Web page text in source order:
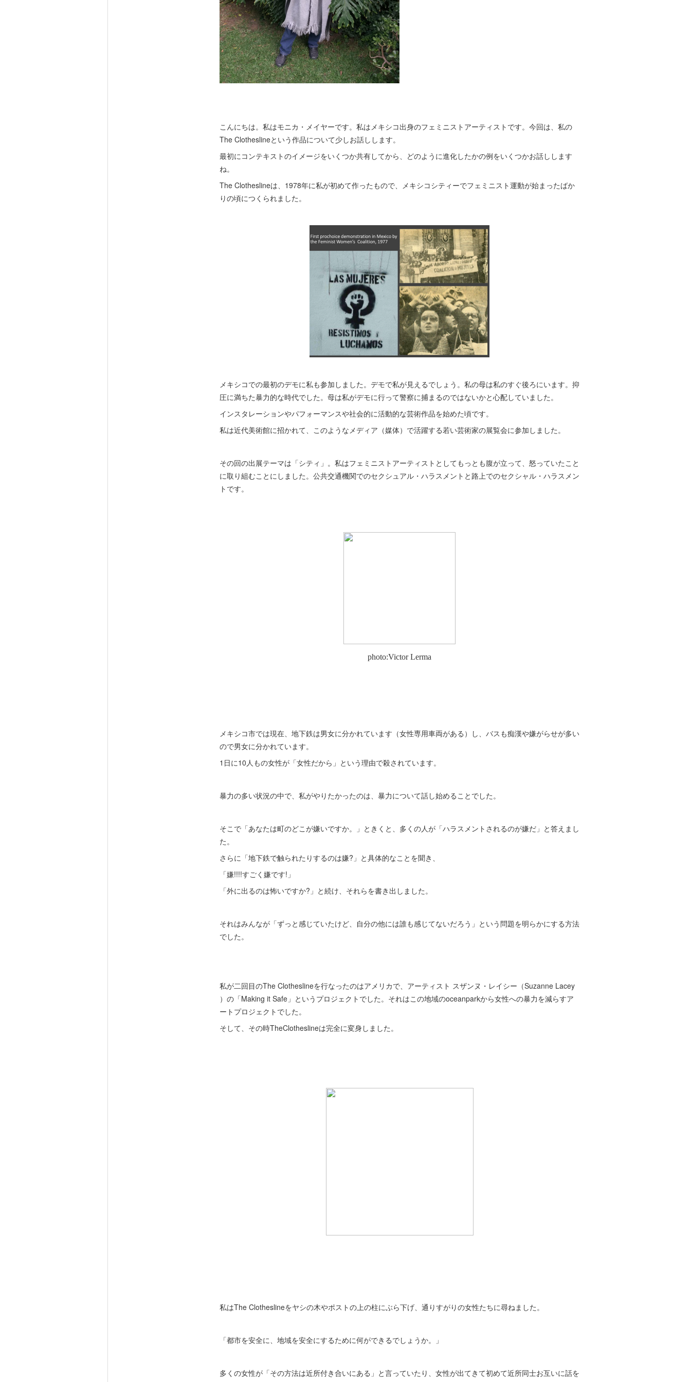
こんにちは。私はモニカ・メイヤーです。私はメキシコ出身のフェミニストアーティストです。今回は、私の
The Clotheslineという作品について少しお話しします。
最初にコンテキストのイメージをいくつか共有してから、どのように進化したかの例をいくつかお話しします
ね。
The Clotheslineは、1978年に私が初めて作ったもので、メキシコシティーでフェミニスト運動が始まったばか
りの頃につくられました。
メキシコでの最初のデモに私も参加しました。デモで私が見えるでしょう。私の母は私のすぐ後ろにいます。抑
圧に満ちた暴力的な時代でした。母は私がデモに行って警察に捕まるのではないかと心配していました。
インスタレーションやパフォーマンスや社会的に活動的な芸術作品を始めた頃です。
私は近代美術館に招かれて、このようなメディア（媒体）で活躍する若い芸術家の展覧会に参加しました。
その回の出展テーマは「シティ」。私はフェミニストアーティストとしてもっとも腹が立って、怒っていたこと
に取り組むことにしました。公共交通機関でのセクシュアル・ハラスメントと路上でのセクシャル・ハラスメン
トです。
メキシコ市では現在、地下鉄は男女に分かれています（女性専用車両がある）し、バスも痴漢や嫌がらせが多い
ので男女に分かれています。
1日に10人もの女性が「女性だから」という理由で殺されています。
暴力の多い状況の中で、私がやりたかったのは、暴力について話し始めることでした。
そこで「あなたは町のどこが嫌いですか。」ときくと、多くの人が「ハラスメントされるのが嫌だ」と答えまし
た。
さらに「地下鉄で触られたりするのは嫌?」と具体的なことを聞き、
「嫌!!!!すごく嫌です!」
「外に出るのは怖いですか?」と続け、それらを書き出しました。
それはみんなが「ずっと感じていたけど、自分の他には誰も感じてないだろう」という問題を明らかにする方法
でした。
私が二回目のThe Clotheslineを行なったのはアメリカで、アーティスト スザンヌ・レイシー（Suzanne Lacey
）の「Making it Safe」というプロジェクトでした。それはこの地域のoceanparkから女性への暴力を減らすア
ートプロジェクトでした。
そして、その時TheClotheslineは完全に変身しました。
私はThe Clotheslineをヤシの木やポストの上の柱にぶら下げ、通りすがりの女性たちに尋ねました。
「都市を安全に、地域を安全にするために何ができるでしょうか。」
多くの女性が「その方法は近所付き合いにある」と言っていたり、女性が出てきて初めて近所同士お互いに話を